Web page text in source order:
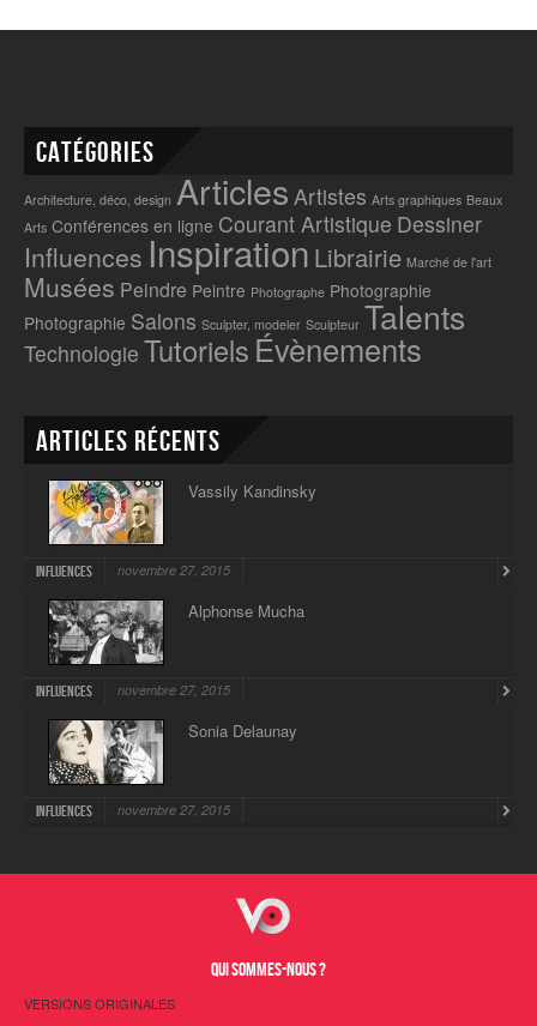
Catégories
Architecture, déco, design Articles Artistes Arts graphiques Beaux
Arts Conférences en ligne Courant Artistique Dessiner
Influences Inspiration Librairie Marché de l'art
Musées Peindre Peintre Photographe Photographie
Photographie Salons Sculpter, modeler Sculpteur Talents
Technologie Tutoriels Évènements
Articles récents
Vassily Kandinsky
Influences novembre 27, 2015
Alphonse Mucha
Influences novembre 27, 2015
Sonia Delaunay
Influences novembre 27, 2015
QUI SOMMES-NOUS ?
VERSIONS ORIGINALES